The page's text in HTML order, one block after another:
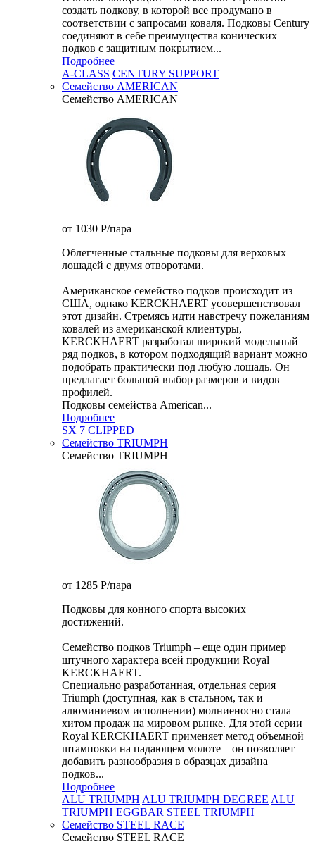
создать подкову, в которой все продумано в
соответствии с запросами коваля. Подковы Century
cоединяют в себе преимущества конических
подков с защитным покрытием...
Подробнее
A-CLASS CENTURY SUPPORT
Семейство AMERICAN
Семейство AMERICAN
от 1030 P/пара
Облегченные стальные подковы для верховых
лошадей с двумя отворотами.
Американское семейство подков происходит из
США, однако KERCKHAERT усовершенствовал
этот дизайн. Стремясь идти навстречу пожеланиям
ковалей из американской клиентуры,
KERCKHAERT разработал широкий модельный
ряд подков, в котором подходящий вариант можно
подобрать практически под любую лошадь. Он
предлагает большой выбор размеров и видов
профилей.
Подковы семейства American...
Подробнее
SX 7 CLIPPED
Семейство TRIUMPH
Семейство TRIUMPH
от 1285 P/пара
Подковы для конного спорта высоких
достижений.
Семейство подков Triumph – еще один пример
штучного характера всей продукции Royal
KERCKHAERT.
Специально разработанная, отдельная серия
Triumph (доступная, как в стальном, так и
алюминиевом исполнении) молниеносно стала
хитом продаж на мировом рынке. Для этой серии
Royal KERCKHAERT применяет метод объемной
штамповки на падающем молоте – он позволяет
добавить разнообразия в образцах дизайна
подков...
Подробнее
ALU TRIUMPH ALU TRIUMPH DEGREE ALU
TRIUMPH EGGBAR STEEL TRIUMPH
Семейство STEEL RACE
Семейство STEEL RACE